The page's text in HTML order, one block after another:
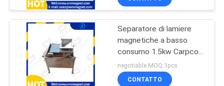
GIRO
DELLA
FABBRICA
CONTROLLO
Attrezzatura di
separazione
magnetica
95
Separatore di lamiere
magnetiche a basso
consumo 1.5kw Carpco
Separatore magnetico
uno strato due strati
negotiable MOQ:1pcs
CONTATTO